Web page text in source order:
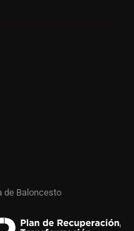
de Baloncesto